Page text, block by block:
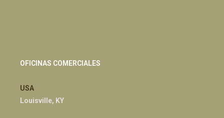
OFICINAS COMERCIALES
USA
Louisville, KY